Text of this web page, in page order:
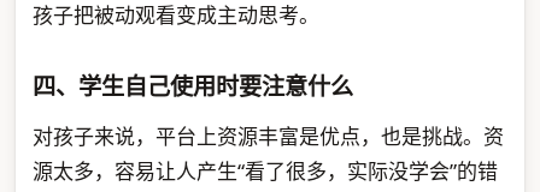
孩子把被动观看变成主动思考。
四、学生自己使用时要注意什么
对孩子来说，平台上资源丰富是优点，也是挑战。资
源太多，容易让人产生“看了很多，实际没学会”的错